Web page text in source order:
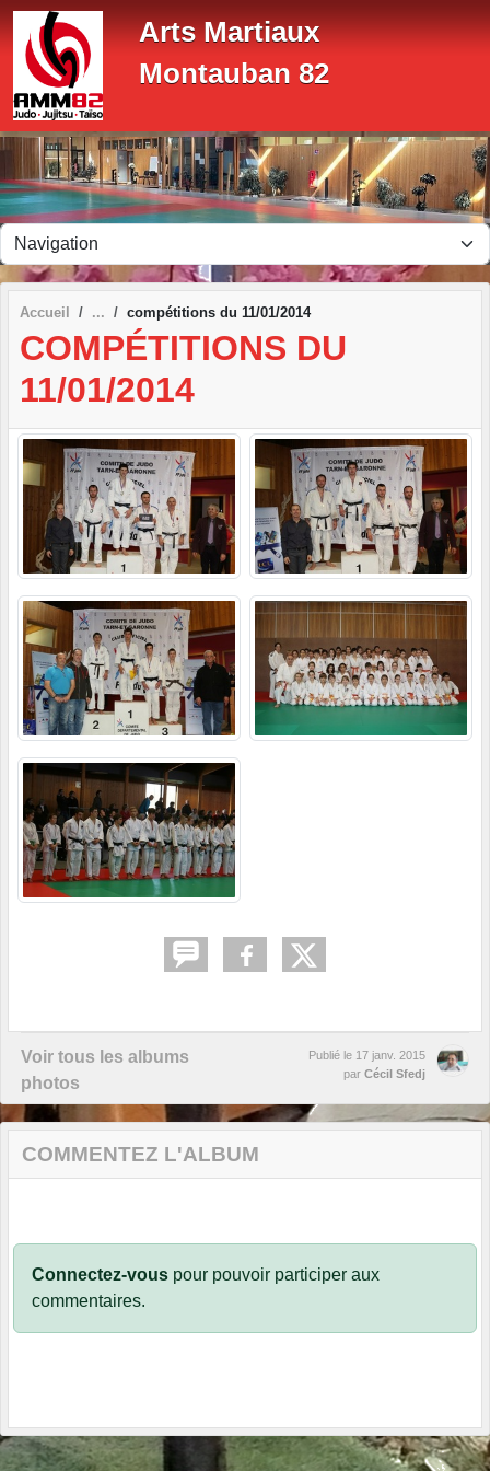
Arts Martiaux
Montauban 82
Accueil compétitions du 11/01/2014
COMPÉTITIONS DU
11/01/2014
Voir tous les albums
photos
Publié le 17 janv. 2015
par Cécil Sfedj
COMMENTEZ L'ALBUM
Connectez-vous pour pouvoir participer aux
commentaires.
Panneau de gestion des cookies